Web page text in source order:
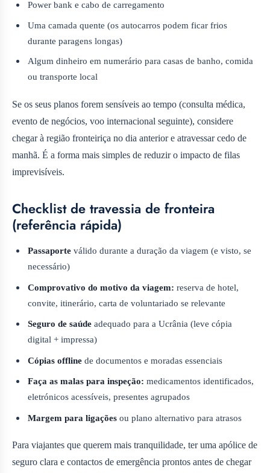
Power bank e cabo de carregamento
Uma camada quente (os autocarros podem ficar frios
durante paragens longas)
Algum dinheiro em numerário para casas de banho, comida
ou transporte local
Se os seus planos forem sensíveis ao tempo (consulta médica,
evento de negócios, voo internacional seguinte), considere
chegar à região fronteiriça no dia anterior e atravessar cedo de
manhã. É a forma mais simples de reduzir o impacto de filas
imprevisíveis.
Checklist de travessia de fronteira
(referência rápida)
Passaporte válido durante a duração da viagem (e visto, se
necessário)
Comprovativo do motivo da viagem: reserva de hotel,
convite, itinerário, carta de voluntariado se relevante
Seguro de saúde adequado para a Ucrânia (leve cópia
digital + impressa)
Cópias offline de documentos e moradas essenciais
Faça as malas para inspeção: medicamentos identificados,
eletrónicos acessíveis, presentes agrupados
Margem para ligações ou plano alternativo para atrasos
Para viajantes que querem mais tranquilidade, ter uma apólice de
seguro clara e contactos de emergência prontos antes de chegar